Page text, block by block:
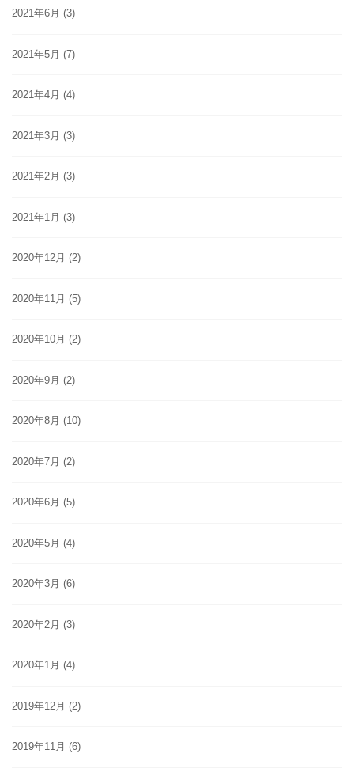
2021年6月 (3)
2021年5月 (7)
2021年4月 (4)
2021年3月 (3)
2021年2月 (3)
2021年1月 (3)
2020年12月 (2)
2020年11月 (5)
2020年10月 (2)
2020年9月 (2)
2020年8月 (10)
2020年7月 (2)
2020年6月 (5)
2020年5月 (4)
2020年3月 (6)
2020年2月 (3)
2020年1月 (4)
2019年12月 (2)
2019年11月 (6)